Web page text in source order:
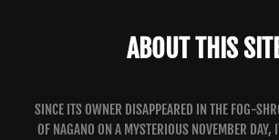
ABOUT THIS
SINCE ITS OWNER DISAPPEARED IN THE FOG-
OF NAGANO ON A MYSTERIOUS NOVEMBER DAY,